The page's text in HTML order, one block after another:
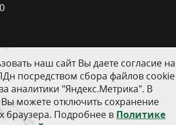
наш сайт Вы даете согласие на
посредством сбора файлов cookie
аналитики "Яндекс.Метрика". В
Вы можете отключить сохранение
браузера. Подробнее в Политике